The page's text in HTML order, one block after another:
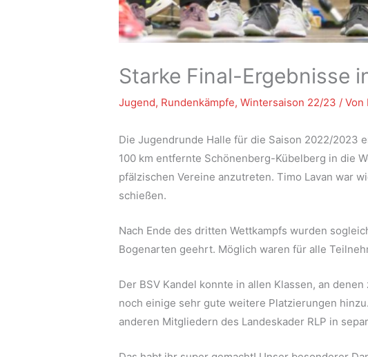
Starke Final-Ergebnisse
Jugend, Rundenkämpfe,Wintersaison 22/23 / Von
Die Jugendrunde Halle für die Saison 2022/2023
100 km entfernte Schönenberg-Kübelberg in die
pfälzischen Vereine anzutreten. Timo Lavan war
schießen.
Nach Ende des dritten Wettkampfs wurden
Bogenarten geehrt. Möglich waren für alle
Der BSV Kandel konnte in allen Klassen, an
noch einige sehr gute weitere Platzierungen
anderen Mitgliedern des Landeskader RLP in